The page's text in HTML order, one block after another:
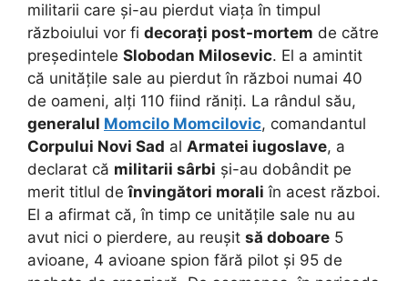
militarii care și-au pierdut viața în timpul
războiului vor fi decorați post-mortem de către
președintele Slobodan Milosevic. El a amintit
că unitățile sale au pierdut în război numai 40
de oameni, alți 110 fiind răniți. La rândul său,
generalul Momcilo Momcilovic, comandantul
Corpului Novi Sad al Armatei iugoslave, a
declarat că militarii sârbi și-au dobândit pe
merit titlul deînvingători morali în acest război.
El a afirmat că, în timp ce unitățile sale nu au
avut nici o pierdere, au reușit să doboare 5
avioane, 4 avioane spion fără pilot și 95 de